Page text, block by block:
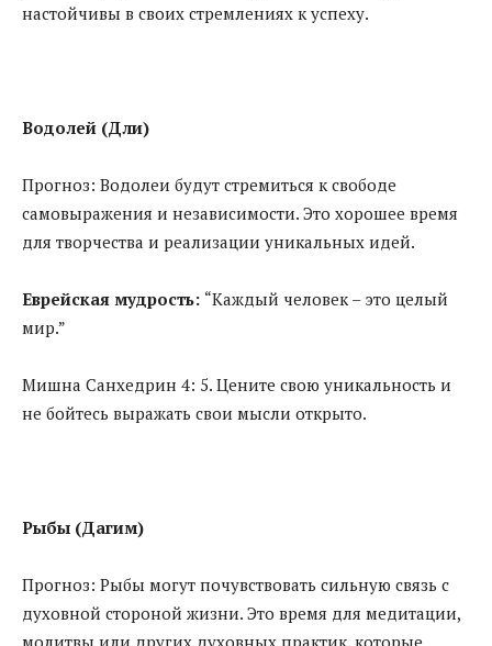
настойчивы в своих стремлениях к успеху.
Водолей (Дли)
Прогноз: Водолеи будут стремиться к свободе
самовыражения и независимости. Это хорошее время
для творчества и реализации уникальных идей.
Еврейская мудрость: “Каждый человек – это целый
мир.”
Мишна Санхедрин 4: 5. Цените свою уникальность и
не бойтесь выражать свои мысли открыто.
Рыбы (Дагим)
Прогноз: Рыбы могут почувствовать сильную связь с
духовной стороной жизни. Это время для медитации,
молитвы или других духовных практик, которые